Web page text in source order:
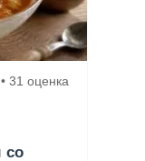
31 оценка
со